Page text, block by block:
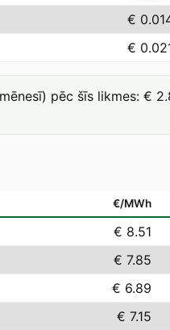
€
€
pēc šīs likmes: €
€/MWh
€ 8.51
€ 7.85
€ 6.89
€ 7.15